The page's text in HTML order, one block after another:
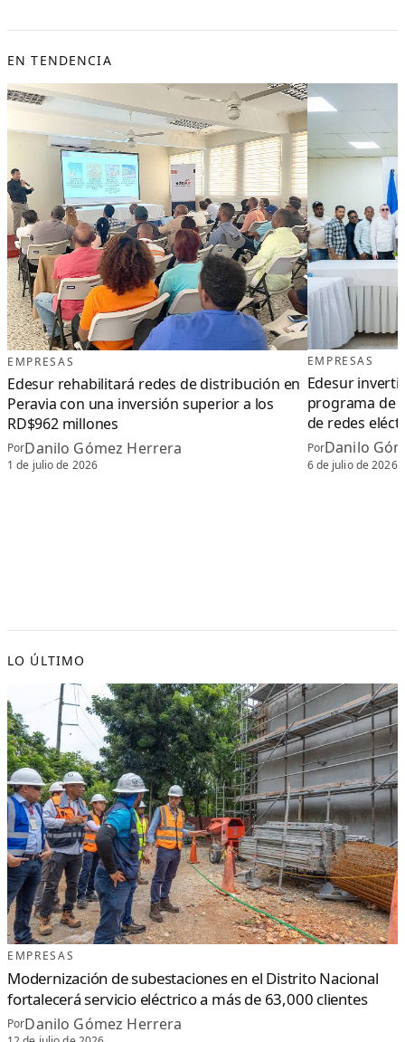
EN TENDENCIA
EMPRESAS
Edesur rehabilitará redes de distribución en
Peravia con una inversión superior a los
RD$962 millones
PorDanilo Gómez Herrera
1 de julio de 2026
EMPRESAS
Edesur
programa de
de redes
PorDanilo
6 de julio de 2026
LO ÚLTIMO
EMPRESAS
Modernización de subestaciones en el Distrito Nacional
fortalecerá servicio eléctrico a más de 63,000 clientes
PorDanilo Gómez Herrera